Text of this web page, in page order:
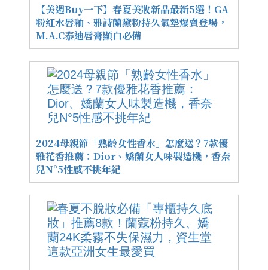
【美週Buy一下】春夏美妝新品最新5選！GA
粉紅水唇釉、雅詩蘭黛粉持久氣墊爆賣登場，
M.A.C泰迪唇膏顯白必備
2024母親節「熟齡女性香水」怎麼送？7款優
雅花香推薦：Dior、嬌蘭女人味製造機，香奈
兒N°5性感不挑年紀